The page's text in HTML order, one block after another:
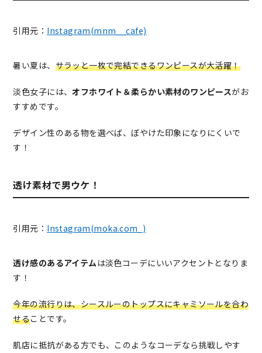
引用元： Instagram(mnm__cafe)
暑い夏は、 サラッと一枚で完結できるワンピースが大活躍！
淡色女子には、オフホワイト＆柔らかい素材のワンピースがお
すすめです。
デザイン性のある物を選べば、ぼやけた印象になりにくいで
す！
透け素材で男ウケ！
引用元： Instagram(moka.com_)
透け感のあるアイテムは淡色コーデにいいアクセントとなりま
す！
今年の流行りは、シースルーのトップスにキャミソールを合わ
せることです。
肌店に抵抗がある方でも、このようなコーデなら挑戦しやす